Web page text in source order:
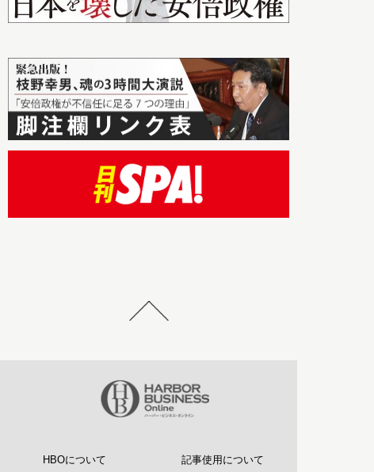
HBOについて 記事使用について